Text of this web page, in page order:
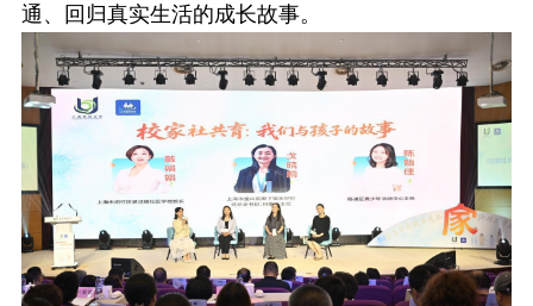
通、回归真实生活的成长故事。